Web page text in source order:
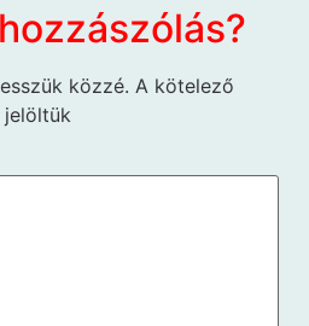
közzé. A kötelező